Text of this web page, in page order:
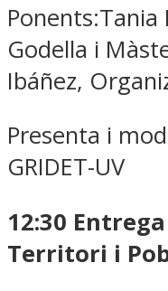
Ponents:Tania
Godella i
Ibáñez,
Presenta i
GRIDET-UV
12:30
Territori i